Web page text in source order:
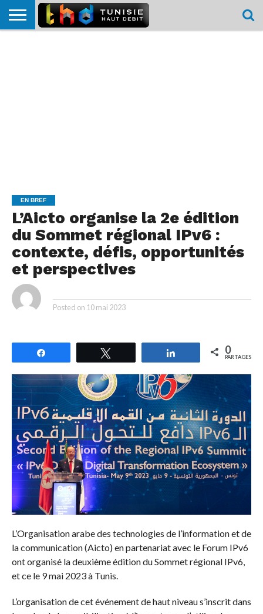
EN BREF
L’Aicto organise la 2e édition
du Sommet régional IPv6 :
contexte, défis, opportunités
et perspectives
Posted on 10 mai 2023
Partagez 0
PARTAGES
L’Organisation arabe des technologies de l’information et de
la communication (Aicto) en partenariat avec le Forum IPv6
ont organisé la deuxième édition du Sommet régional IPv6,
et ce le 9 mai 2023 à Tunis.
L’organisation de cet événement de haut niveau s’inscrit dans